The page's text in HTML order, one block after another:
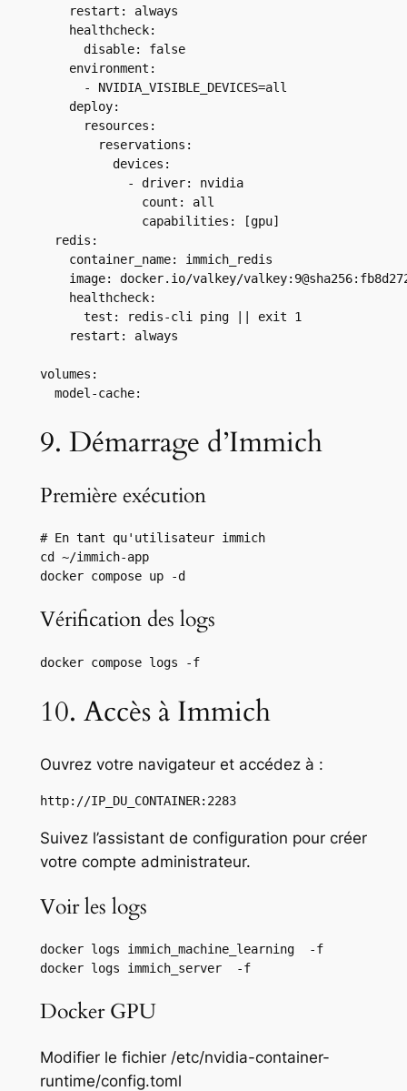
    restart: always
    healthcheck:
      disable: false
    environment:
      - NVIDIA_VISIBLE_DEVICES=all
    deploy:
      resources:
        reservations:
          devices:
            - driver: nvidia
              count: all
              capabilities: [gpu]
  redis:
    container_name: immich_redis
image: docker.io/valkey/
    healthcheck:
      test: redis-cli ping || exit 1
    restart: always
volumes:
  model-cache:
9. Démarrage d’Immich
Première exécution
# En tant qu'utilisateur immich
cd ~/immich-app
docker compose up -d
Vérification des logs
docker compose logs -f
10. Accès à Immich
Ouvrez votre navigateur et accédez à :
http://IP_DU_CONTAINER:2283
Suivez l’assistant de configuration pour créer
votre compte administrateur.
Voir les logs
docker logs immich_machine_learning  -f
docker logs immich_server  -f
Docker GPU
Modifier le fichier /etc/nvidia-container-
runtime/config.toml